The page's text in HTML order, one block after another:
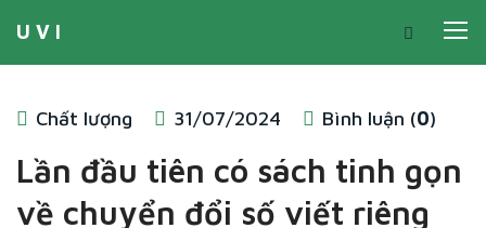
U V I
Chất lượng 31/07/2024 Bình luận (0)
Lần đầu tiên có sách tinh gọn
về chuyển đổi số viết riêng